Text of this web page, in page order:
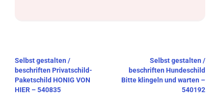
Beitragsnavigation
Selbst gestalten /
beschriften Privatschild-
Paketschild HONIG VON
HIER – 540835
Selbst gestalten /
beschriften Hundeschild
Bitte klingeln und warten –
540192